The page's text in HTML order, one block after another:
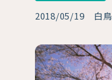
2018/05/19 白鳥